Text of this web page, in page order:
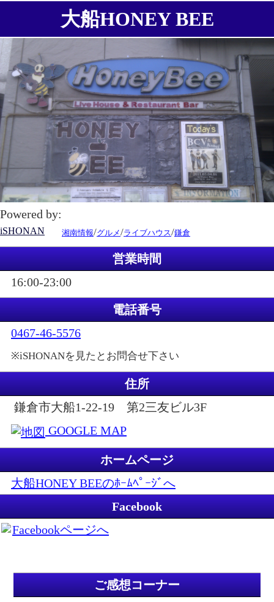
大船HONEY BEE
Powered by:
iSHONAN 湘南情報/グルメ/ライブハウス/鎌倉
営業時間
16:00-23:00
電話番号
0467-46-5576
※iSHONANを見たとお問合せ下さい
住所
鎌倉市大船1-22-19 第2三友ビル3F
GOOGLE MAP
ホームページ
大船HONEY BEEのﾎｰﾑﾍﾟｰｼﾞへ
Facebook
Facebookページへ
ご感想コーナー